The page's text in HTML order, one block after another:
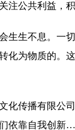
注公共利益，
生生不息。一
化为物质的
化传播有限公
依靠自我创